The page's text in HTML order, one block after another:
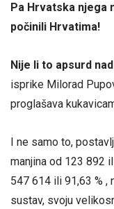
Pa Hrvatska njega
počinili Hrvatima!
Nije li to apsurd
isprike Milorad
proglašava
I ne samo to,
manjina od 123 892
547 614 ili 91,63 % ,
sustav, svoju